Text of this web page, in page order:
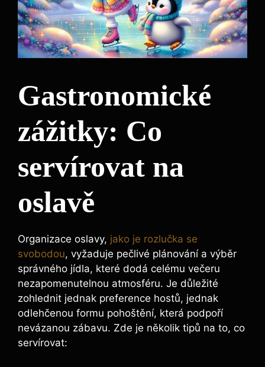
Gastronomické
zážitky: Co
servírovat na
oslavě
Organizace oslavy, jako je rozlučka se
svobodou, vyžaduje pečlivé plánování a výběr
správného jídla, které dodá celému večeru
nezapomenutelnou atmosféru. Je důležité
zohlednit jednak preference hostů, jednak
odlehčenou formu pohoštění, která podpoří
nevázanou zábavu. Zde je několik tipů na to, co
servírovat: